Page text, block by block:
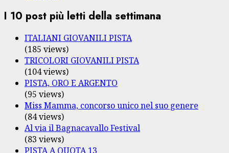
I 10 post più letti della settimana
ITALIANI GIOVANILI PISTA
(185 views)
TRICOLORI GIOVANILI PISTA
(104 views)
PISTA, ORO E ARGENTO
(95 views)
Miss Mamma, concorso unico nel suo genere
(84 views)
Al via il Bagnacavallo Festival
(83 views)
PISTA A QUOTA 13